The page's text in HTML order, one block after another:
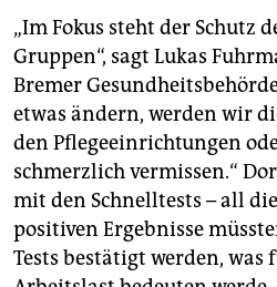
„Im Fokus steht der Schutz
Gruppen“, sagt Lukas
Bremer
etwas ändern, werden wir
den Pflegeeinrichtungen
schmerzlich vermissen.“
mit den Schnelltests – all
positiven Ergebnisse
Tests bestätigt werden, was